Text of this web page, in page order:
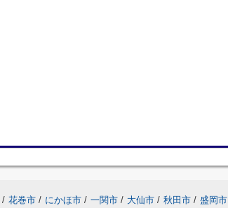
/ 花巻市 / にかほ市 / 一関市 / 大仙市 / 秋田市 / 盛岡市